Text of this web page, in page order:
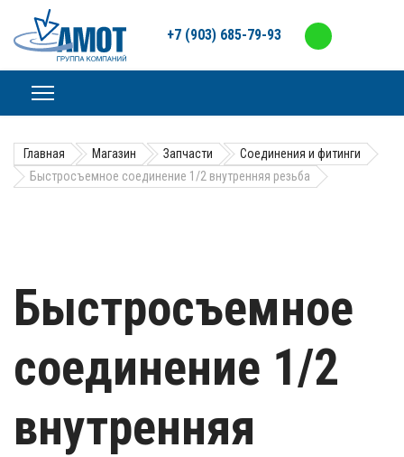
+7 (903) 685-79-93
Главная Магазин Запчасти
Соединения и фитинги
Быстросъемное соединение 1/2 внутренняя резьба
Быстросъемное
соединение 1/2
внутренняя